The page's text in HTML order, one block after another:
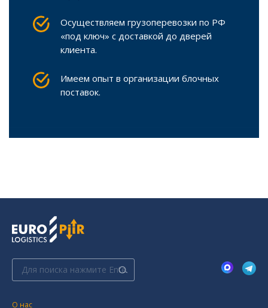
Осуществляем грузоперевозки по РФ
«под ключ» с доставкой до дверей
клиента.
Имеем опыт в организации блочных
поставок.
Поиск:
О нас